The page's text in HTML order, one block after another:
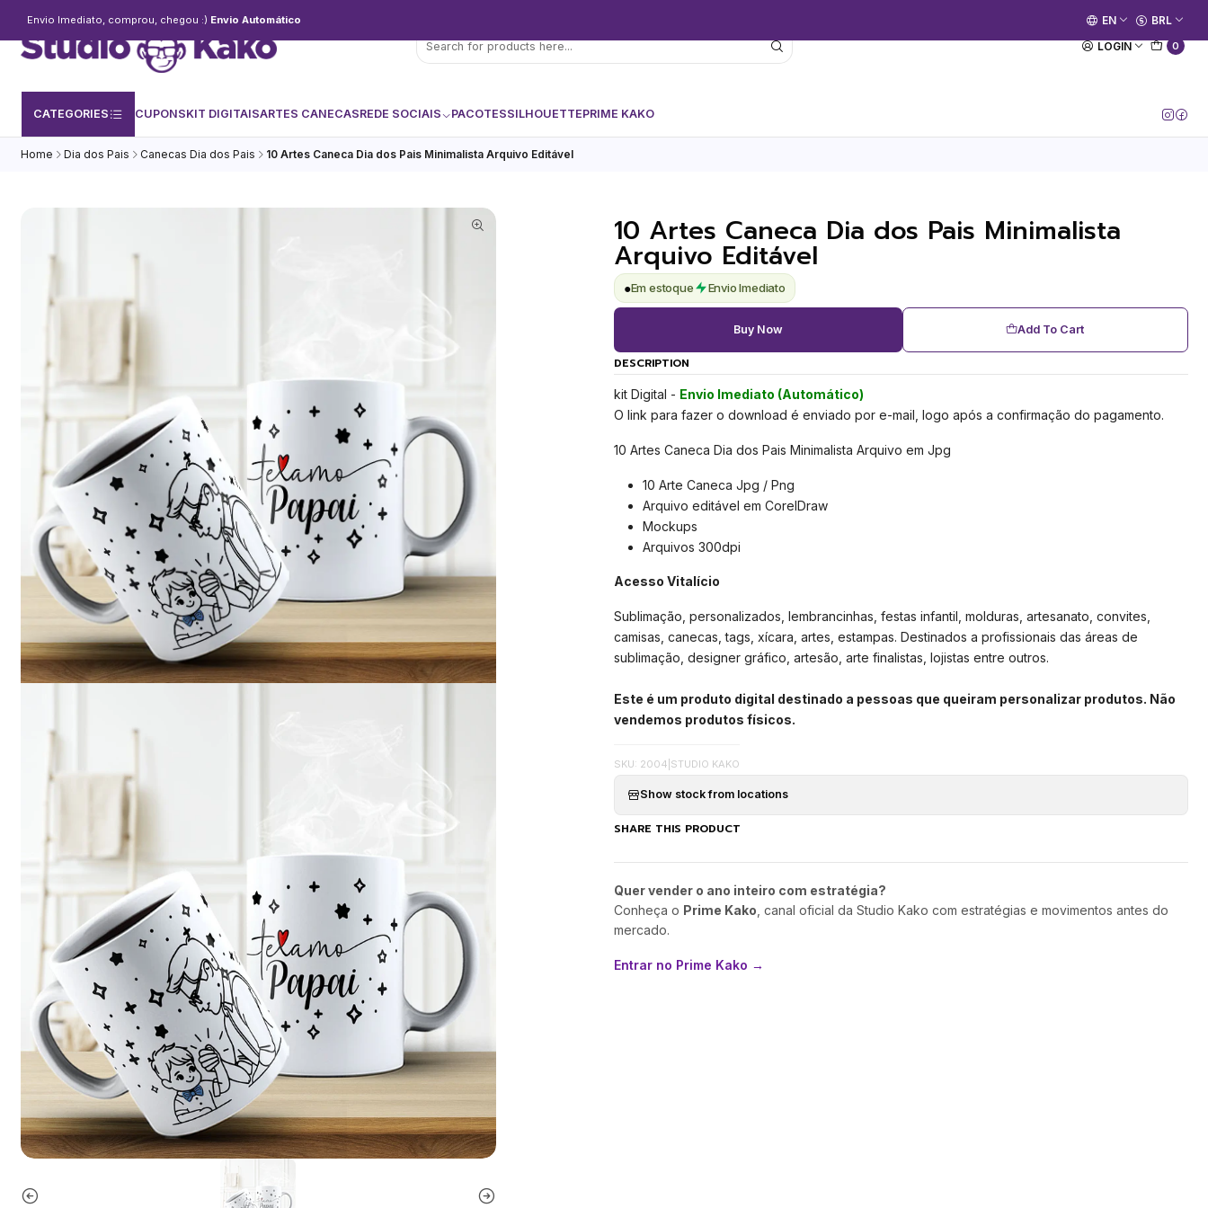
LOGIN 0
CATEGORIES CUPONSKIT DIGITAISARTES CANECASREDE SOCIAIS PACOTESSILHOUETTEPRIME KAKO
Envio Imediato, comprou, chegou :) Envio Automático [Entrar no Canal]
EN BRL
Home Dia dos Pais Canecas Dia dos Pais 10 Artes Caneca Dia dos Pais Minimalista Arquivo Editável
10 Artes Caneca Dia dos Pais Minimalista
Arquivo Editável
●Em estoque Envio Imediato
Add To Cart
Buy Now
DESCRIPTION
kit Digital - Envio Imediato (Automático)
O link para fazer o download é enviado por e-mail, logo após a confirmação do pagamento.
10 Artes Caneca Dia dos Pais Minimalista Arquivo em Jpg
10 Arte Caneca Jpg / Png
Arquivo editável em CorelDraw
Mockups
Arquivos 300dpi
Acesso Vitalício
Sublimação, personalizados, lembrancinhas, festas infantil, molduras, artesanato, convites,
camisas, canecas, tags, xícara, artes, estampas. Destinados a profissionais das áreas de
sublimação, designer gráfico, artesão, arte finalistas, lojistas entre outros.
Este é um produto digital destinado a pessoas que queiram personalizar produtos. Não
vendemos produtos físicos.
SKU: 2004 STUDIO KAKO
Show stock from locations
SHARE THIS PRODUCT
Quer vender o ano inteiro com estratégia?
Conheça o Prime Kako , canal oficial da Studio Kako com estratégias e movimentos antes do
mercado.
Entrar no Prime Kako →